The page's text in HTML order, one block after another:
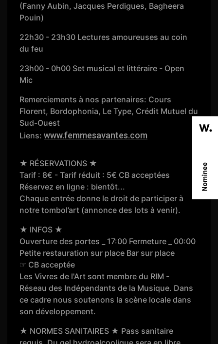
(Fanny Aubin, Jacques Perdigues, Bagheera
Pouin)
22h30 - 23h30 Lectures amoureuses au coin
du feu
23h00 - 0h00 Set musical et littéraire - Open
Mic
Remerciements à nos partenaires: Cours
Florent, Bordophonia, Le Type, Crédit Mutuel du
Sud-Ouest
Liens:www.femmesavantes.com
★ RÉSERVATIONS ★
Tarif : 8€ - Tarif réduit : 5€ CB acceptées
Réservez en ligne : bientôt...
Chaque entrée donne le droit de participer à
notre tombol’art (annonce des lots à venir).
★ INFOS ★
Ouverture des portes _ 17:00 Fermeture _ 00:00
Petite restauration sur place Bar sur place
☞ CB acceptée
Les Vivres de l'Art sont membre du RIM -
Réseau des Indépendants de la Musique. Dans
ce cadre nous soutenons la scène locale dans
son développement.
★ NORMES SANITAIRES ★ Pass sanitaire